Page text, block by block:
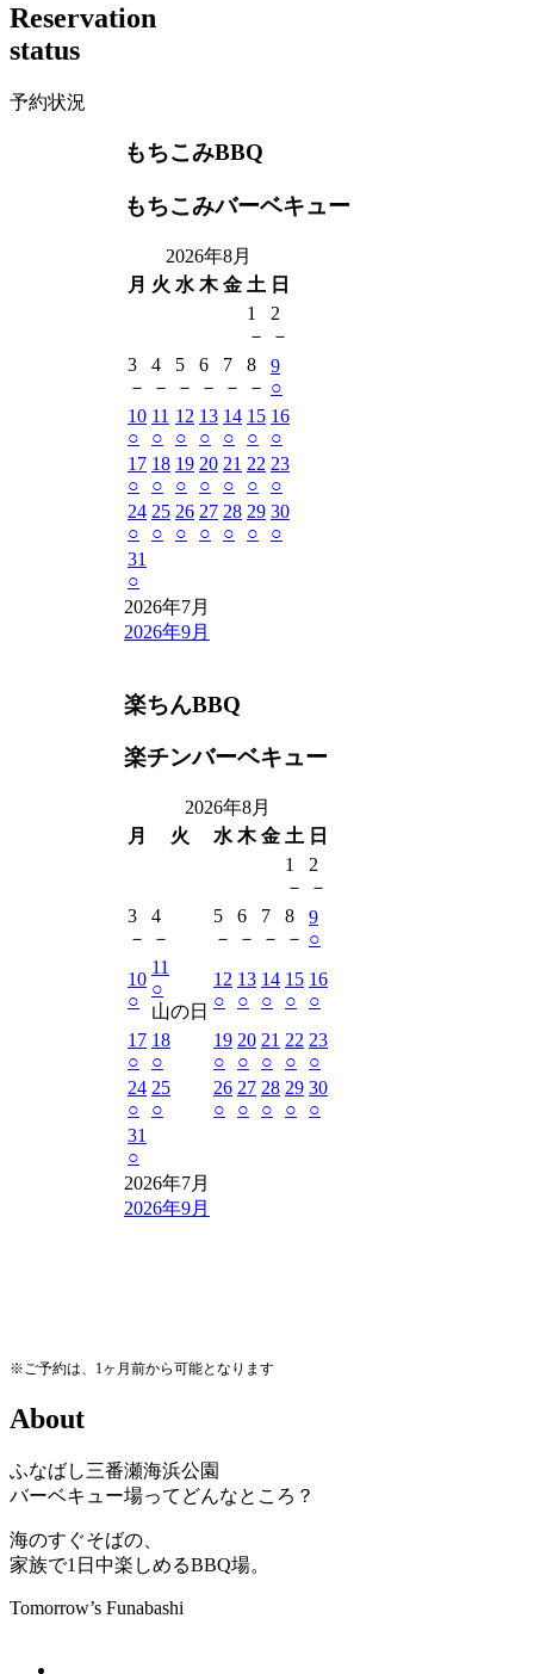
Reservation
status
予約状況
もちこみBBQ
もちこみバーベキュー
2026年8月
月 火 水 木 金 土 日
1
－
2
－
3
－
4
－
5
－
6
－
7
－
8
－
9
○
10
○
11
○
12
○
13
○
14
○
15
○
16
○
17
○
18
○
19
○
20
○
21
○
22
○
23
○
24
○
25
○
26
○
27
○
28
○
29
○
30
○
31
○
2026年7月
2026年9月
楽ちんBBQ
楽チンバーベキュー
2026年8月
月
火 水 木 金 土 日
1
－
2
－
3
－
4
－
5
－
6
－
7
－
8
－
9
○
10
○
11
○
山の日
12
○
13
○
14
○
15
○
16
○
17
○
18
○
19
○
20
○
21
○
22
○
23
○
24
○
25
○
26
○
27
○
28
○
29
○
30
○
31
○
2026年7月
2026年9月
※ご予約は、1ヶ月前から可能となります
About
ふなばし三番瀬海浜公園
バーベキュー場ってどんなところ？
海のすぐそばの、
家族で1日中楽しめるBBQ場。
Tomorrow’s Funabashi